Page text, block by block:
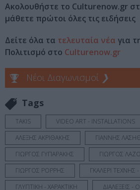
Ακολουθήστε το Culturenow.gr
μάθετε πρώτοι όλες τις ειδήσεις
Δείτε όλα τα τελευταία νέα για
Πολιτισμό στο Culturenow.gr
Νέοι Διαγωνισμοί ❯
Tags
TAKIS
VIDEO ART - INSTALLATIONS
ΑΛΕΞΗΣ ΑΚΡΙΘΑΚΗΣ
ΓΙΑΝΝΗΣ
ΓΙΩΡΓΟΣ ΓΥΠΑΡΑΚΗΣ
ΓΙΩΡΓΟΣ
ΓΙΩΡΓΟΣ ΡΟΡΡΗΣ
ΓΚΑΛΕΡΙ ΤΕΧΝΗΣ
ΓΛΥΠΤΙΚΗ - ΧΑΡΑΚΤΙΚΗ
ΔΙΑΛΕΞΕΙΣ -